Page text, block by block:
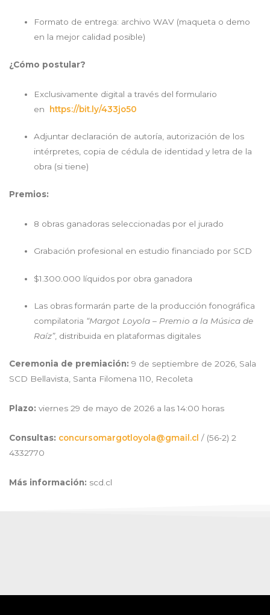
Formato de entrega: archivo WAV (maqueta o demo
en la mejor calidad posible)
¿Cómo postular?
Exclusivamente digital a través del formulario
en
https://bit.ly/433jo50
Adjuntar declaración de autoría, autorización de los
intérpretes, copia de cédula de identidad y letra de la
obra (si tiene)
Premios:
8 obras ganadoras seleccionadas por el jurado
Grabación profesional en estudio financiado por SCD
$1.300.000 líquidos por obra ganadora
Las obras formarán parte de la producción fonográfica
compilatoria “Margot Loyola – Premio a la Música de
Raíz”, distribuida en plataformas digitales
Ceremonia de premiación: 9 de septiembre de 2026, Sala
SCD Bellavista, Santa Filomena 110, Recoleta
Plazo: viernes 29 de mayo de 2026 a las 14:00 horas
Consultas: concursomargotloyola@gmail.cl / (56-2) 2
4332770
Más información: scd.cl